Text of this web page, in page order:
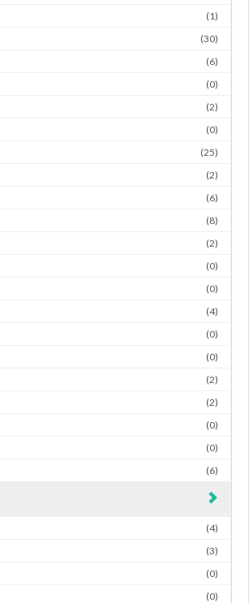
(1)
(30)
(6)
(0)
(2)
(0)
(25)
(2)
(6)
(8)
(2)
(0)
(0)
(4)
(0)
(0)
(2)
(2)
(0)
(0)
(6)
(4)
(3)
(0)
(0)